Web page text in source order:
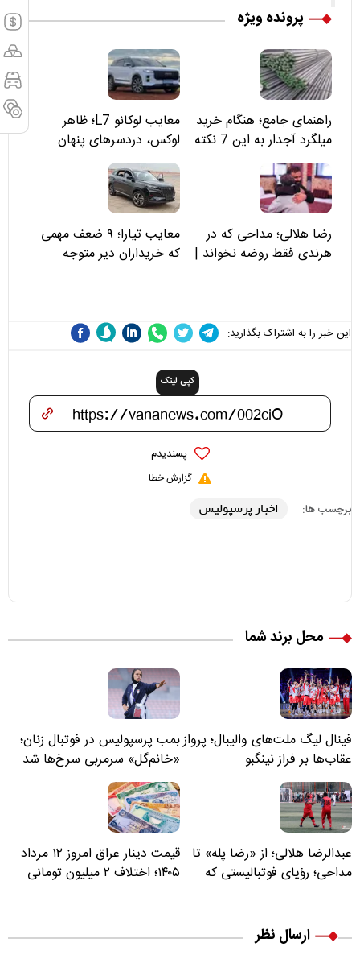
پرونده ویژه
راهنمای جامع؛ هنگام خرید
میلگرد آجدار به این 7 نکته
توجه کنید
معایب لوکانو L7؛ ظاهر
لوکس، دردسرهای پنهان
رضا هلالی؛ مداحی که در
هرندی فقط روضه نخواند |
معایب تیارا؛ ۹ ضعف مهمی
که خریداران دیر متوجه
این خبر را به اشتراک بگذارید:
کپی لینک
پسندیدم
گزارش خطا
برچسب ها: اخبار پرسپولیس
محل برند شما
فینال لیگ ملت‌های والیبال؛ پرواز
عقاب‌ها بر فراز نینگبو
بمب پرسپولیس در فوتبال زنان؛
«خانم‌گل» سرمربی سرخ‌ها شد
عبدالرضا هلالی؛ از «رضا پله» تا
مداحی؛ رؤیای فوتبالیستی که
قیمت دینار عراق امروز ۱۲ مرداد
۱۴۰۵؛ اختلاف ۲ میلیون تومانی
ارسال نظر